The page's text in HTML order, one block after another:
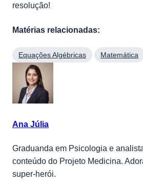
resolução!
Matérias relacionadas:
Equações Algébricas Matemática
Ana Júlia
Graduanda em Psicologia e
conteúdo do Projeto Medicina.
super-herói.